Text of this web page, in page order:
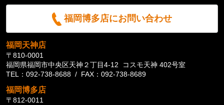
福岡博多店にお問い合わせ
福岡天神店
〒810-0001
福岡県福岡市中央区天神２丁目4-12 コスモ天神 402号室
TEL：092-738-8688 / FAX：092-738-8689
福岡博多店
〒812-0011